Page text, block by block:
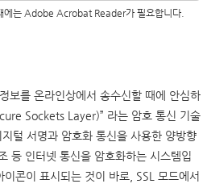
에는 Adobe Acrobat Reader가 필요합니다.
보를 온라인상에서 송수신할 때에 안심하
Sockets Layer)” 라는 암호 통신 기술
털 서명과 암호화 통신을 사용한 양방향
등 인터넷 통신을 암호화하는 시스템입
콘이 표시되는 것이 바로, SSL 모드에서